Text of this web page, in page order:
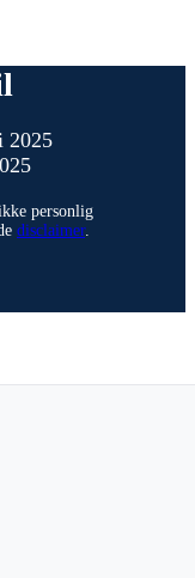
2025
personlig
disclaimer.